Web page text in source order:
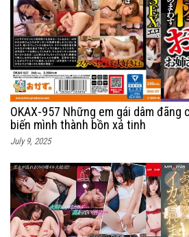
OKAX-957 Những em gái dâm
biến mình thành bồn xả tinh
July 9, 2025